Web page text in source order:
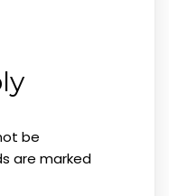
be
are marked